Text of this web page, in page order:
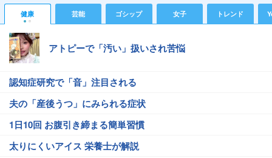
健康 芸能 ゴシップ 女子 トレンド
アトピーで「汚い」扱いされ苦悩
認知症研究で「音」注目される
夫の「産後うつ」にみられる症状
1日10回 お腹引き締まる簡単習慣
太りにくいアイス 栄養士が解説